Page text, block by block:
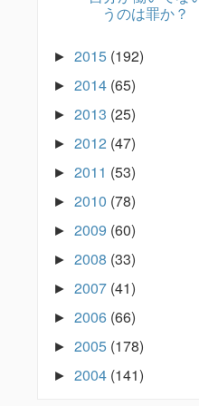
うのは罪か？
► 2015 (192)
► 2014 (65)
► 2013 (25)
► 2012 (47)
► 2011 (53)
► 2010 (78)
► 2009 (60)
► 2008 (33)
► 2007 (41)
► 2006 (66)
► 2005 (178)
► 2004 (141)